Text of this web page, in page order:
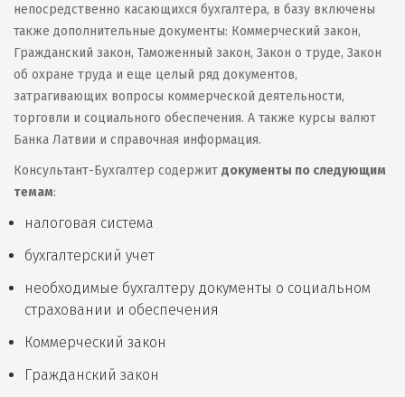
непосредственно касающихся бухгалтера, в базу включены
также дополнительные документы: Коммерческий закон,
Гражданский закон, Таможенный закон, Закон о труде, Закон
об охране труда и еще целый ряд документов,
затрагивающих вопросы коммерческой деятельности,
торговли и социального обеспечения. А также курсы валют
Банка Латвии и справочная информация.
Консультант-Бухгалтер содержит документы по следующим
темам:
налоговая система
бухгалтерский учет
необходимые бухгалтеру документы о социальном
страховании и обеспечения
Коммерческий закон
Гражданский закон